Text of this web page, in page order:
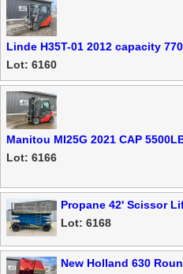
Linde H35T-01 2012 capacity
Lot: 6160
Manitou MI25G 2021 CAP
FP
Lot: 6166
Propane 42' Scissor
Lot: 6168
New Holland 630